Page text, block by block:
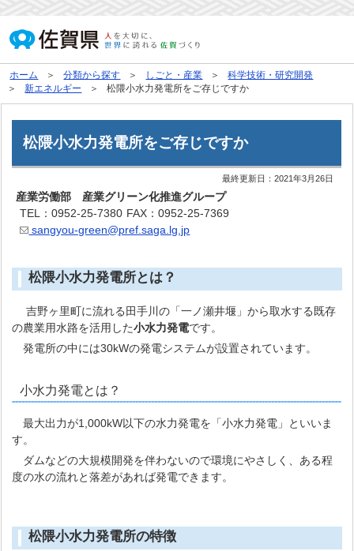
ホーム 分類から探す しごと・産業
科学技術・研究開発
新エネルギー
松隈小水力発電所をご存じですか
松隈小水力発電所をご存じですか
最終更新日：2021年3月26日
産業労働部 産業グリーン化推進グループ
TEL：0952-25-7380 FAX：0952-25-7369
sangyou-green@pref.saga.lg.jp
松隈小水力発電所とは？
吉野ヶ里町に流れる田手川の「一ノ瀬井堰」から取水する既存
の農業用水路を活用した小水力発電です。
発電所の中には30kWの発電システムが設置されています。
小水力発電とは？
最大出力が1,000kW以下の水力発電を「小水力発電」といいま
す。
ダムなどの大規模開発を伴わないので環境にやさしく、ある程
度の水の流れと落差があれば発電できます。
松隈小水力発電所の特徴